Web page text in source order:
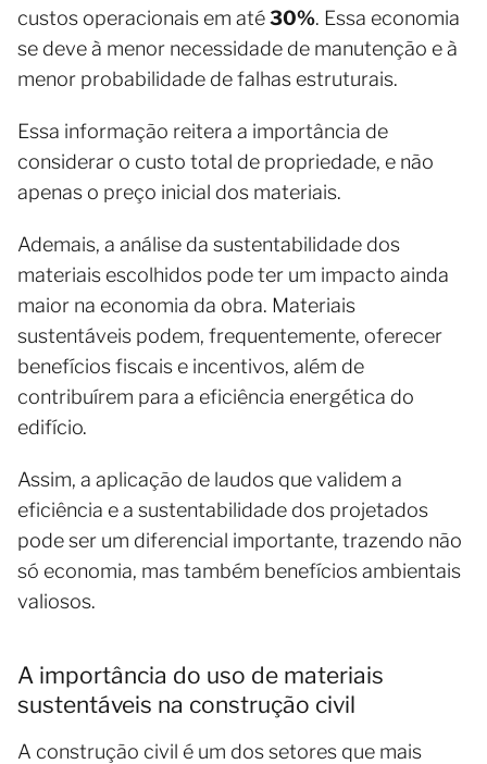
custos operacionais em até30%. Essa economia
se deve à menor necessidade de manutenção e à
menor probabilidade de falhas estruturais.
Essa informação reitera a importância de
considerar o custo total de propriedade, e não
apenas o preço inicial dos materiais.
Ademais, a análise da sustentabilidade dos
materiais escolhidos pode ter um impacto ainda
maior na economia da obra. Materiais
sustentáveis podem, frequentemente, oferecer
benefícios fiscais e incentivos, além de
contribuírem para a eficiência energética do
edifício.
Assim, a aplicação de laudos que validem a
eficiência e a sustentabilidade dos projetados
pode ser um diferencial importante, trazendo não
só economia, mas também benefícios ambientais
valiosos.
A importância do uso de materiais
sustentáveis na construção civil
A construção civil é um dos setores que mais